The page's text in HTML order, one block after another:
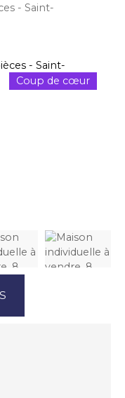
- Saint-
Coup de cœur